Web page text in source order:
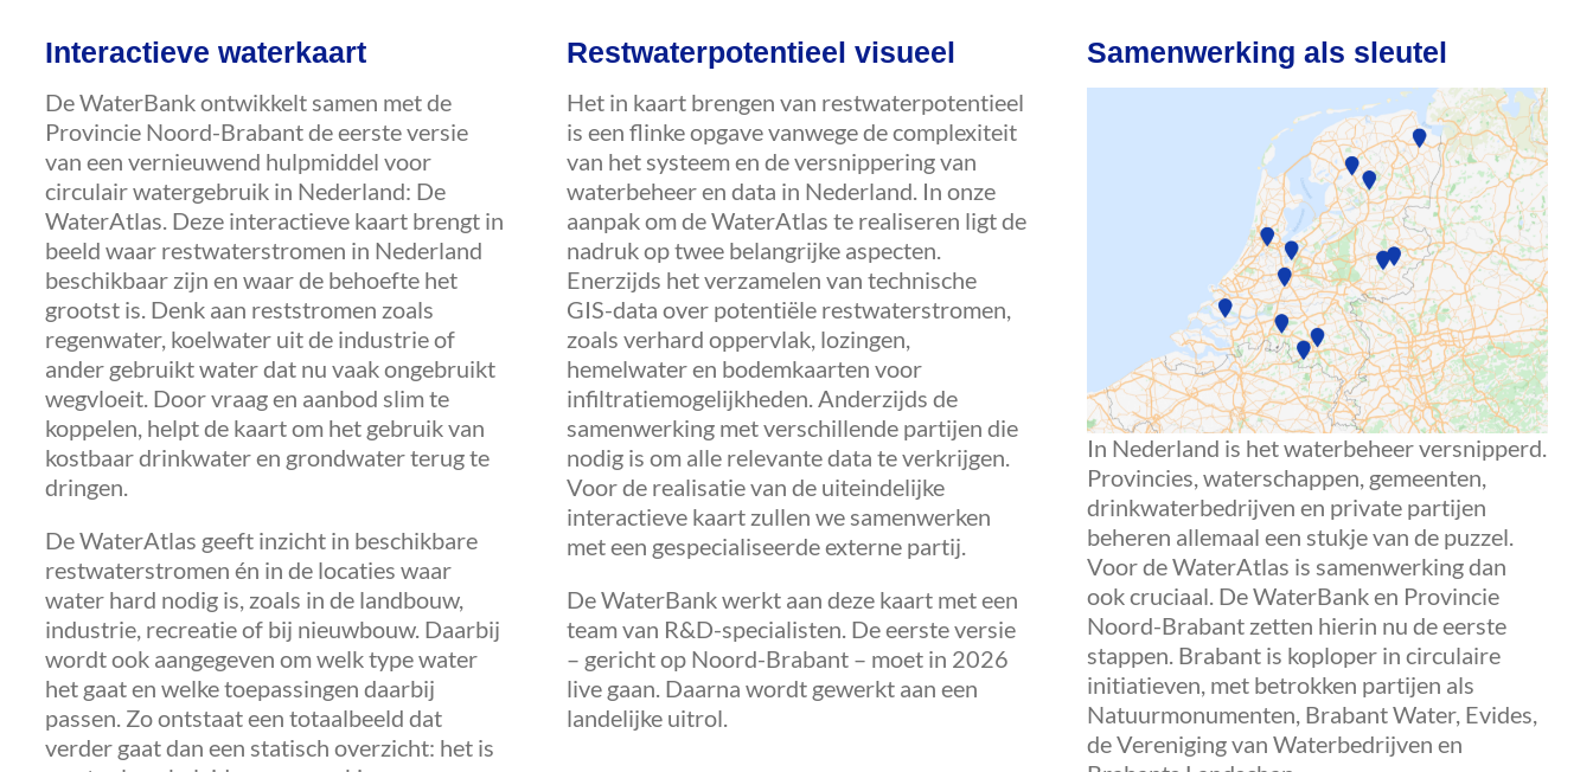
Interactieve waterkaart
De WaterBank ontwikkelt samen met de
Provincie Noord-Brabant de eerste versie
van een vernieuwend hulpmiddel voor
circulair watergebruik in Nederland: De
WaterAtlas. Deze interactieve kaart brengt in
beeld waar restwaterstromen in Nederland
beschikbaar zijn en waar de behoefte het
grootst is. Denk aan reststromen zoals
regenwater, koelwater uit de industrie of
ander gebruikt water dat nu vaak ongebruikt
wegvloeit. Door vraag en aanbod slim te
koppelen, helpt de kaart om het gebruik van
kostbaar drinkwater en grondwater terug te
dringen.
De WaterAtlas geeft inzicht in beschikbare
restwaterstromen én in de locaties waar
water hard nodig is, zoals in de landbouw,
industrie, recreatie of bij nieuwbouw. Daarbij
wordt ook aangegeven om welk type water
het gaat en welke toepassingen daarbij
passen. Zo ontstaat een totaalbeeld dat
verder gaat dan een statisch overzicht: het is
Restwaterpotentieel visueel
Het in kaart brengen van restwaterpotentieel
is een flinke opgave vanwege de complexiteit
van het systeem en de versnippering van
waterbeheer en data in Nederland. In onze
aanpak om de WaterAtlas te realiseren ligt de
nadruk op twee belangrijke aspecten.
Enerzijds het verzamelen van technische
GIS-data over potentiële restwaterstromen,
zoals verhard oppervlak, lozingen,
hemelwater en bodemkaarten voor
infiltratiemogelijkheden. Anderzijds de
samenwerking met verschillende partijen die
nodig is om alle relevante data te verkrijgen.
Voor de realisatie van de uiteindelijke
interactieve kaart zullen we samenwerken
met een gespecialiseerde externe partij.
De WaterBank werkt aan deze kaart met een
team van R&D-specialisten. De eerste versie
– gericht op Noord-Brabant – moet in 2026
live gaan. Daarna wordt gewerkt aan een
landelijke uitrol.
Samenwerking als sleutel
In Nederland is het waterbeheer versnipperd.
Provincies, waterschappen, gemeenten,
drinkwaterbedrijven en private partijen
beheren allemaal een stukje van de puzzel.
Voor de WaterAtlas is samenwerking dan
ook cruciaal. De WaterBank en Provincie
Noord-Brabant zetten hierin nu de eerste
stappen. Brabant is koploper in circulaire
initiatieven, met betrokken partijen als
Natuurmonumenten, Brabant Water, Evides,
de Vereniging van Waterbedrijven en